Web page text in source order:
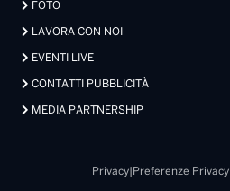
FOTO
LAVORA CON NOI
EVENTI LIVE
CONTATTI PUBBLICITÀ
MEDIA PARTNERSHIP
Privacy| Preferenze Privacy|